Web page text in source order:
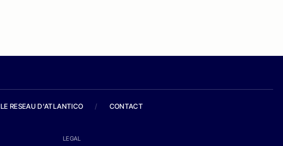
LE RESEAU D'ATLANTICO / CONTACT
LEGAL